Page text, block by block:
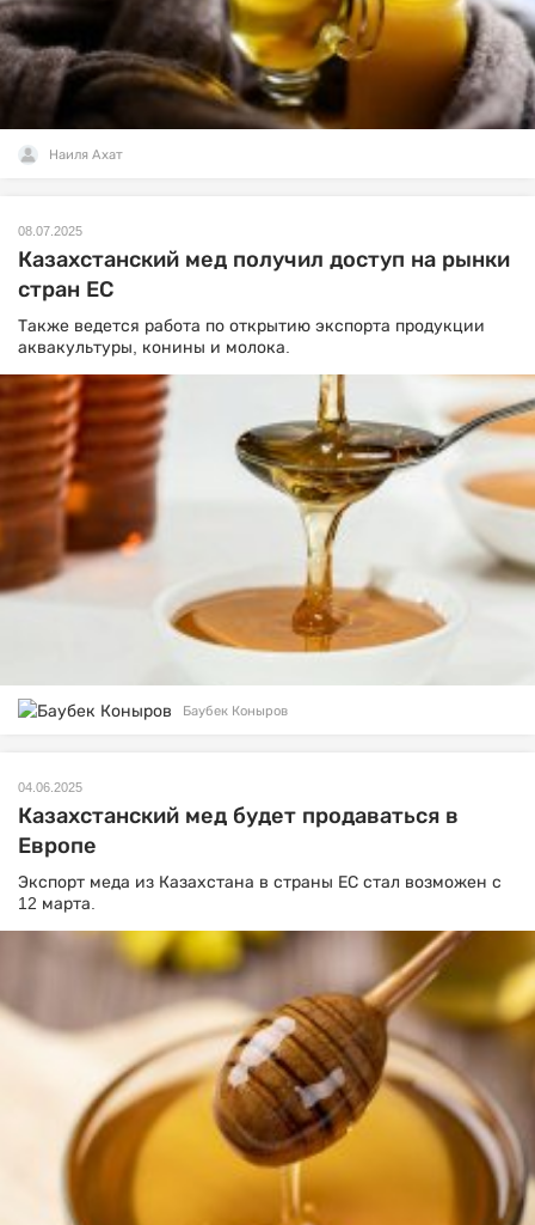
Наиля Ахат
08.07.2025
Казахстанский мед получил доступ на рынки
стран ЕС
Также ведется работа по открытию экспорта продукции
аквакультуры, конины и молока.
Баубек Коныров
04.06.2025
Казахстанский мед будет продаваться в
Европе
Экспорт меда из Казахстана в страны ЕС стал возможен с
12 марта.